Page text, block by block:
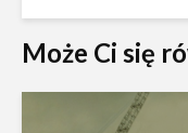
Może Ci się